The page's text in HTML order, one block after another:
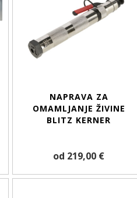
NAPRAVA ZA
OMAMLJANJE ŽIVINE
BLITZ KERNER
od 219,00 €